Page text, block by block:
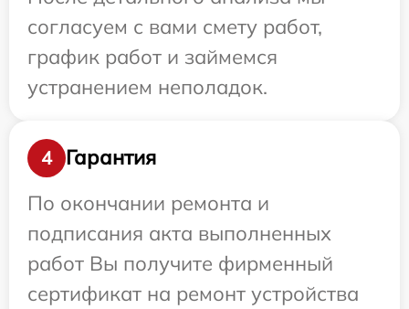
согласуем с вами смету работ,
график работ и займемся
устранением неполадок.
4
Гарантия
По окончании ремонта и
подписания акта выполненных
работ Вы получите фирменный
сертификат на ремонт устройства